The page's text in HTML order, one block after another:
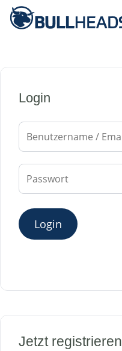
Login
Login
Jetzt registrieren